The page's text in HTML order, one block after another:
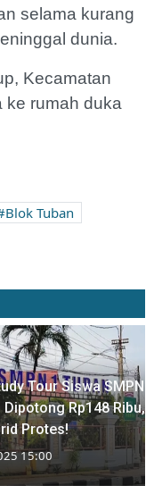
selama kurang
dunia.
Kecamatan
ke rumah duka
Blok Tuban
Tour Siswa SMPN
Dipotong Rp148 Ribu,
Protes!
15:00